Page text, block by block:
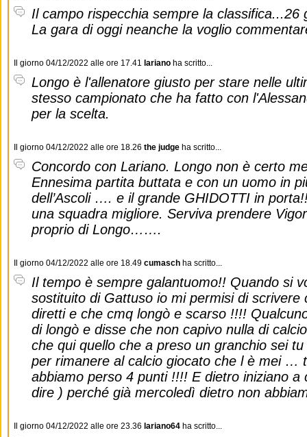
Il campo rispecchia sempre la classifica...26
La gara di oggi neanche la voglio
Il giorno 04/12/2022 alle ore 17.41 lariano ha scritto...
Longo è l'allenatore giusto per stare nelle
stesso campionato che ha fatto con
per la scelta.
Il giorno 04/12/2022 alle ore 18.26 the judge ha scritto...
Concordo con Lariano. Longo non è certo
Ennesima partita buttata e con un uomo in
dell’Ascoli …. e il grande GHIDOTTI in
una squadra migliore. Serviva prendere
proprio di Longo…….
Il giorno 04/12/2022 alle ore 18.49 cumasch ha scritto...
Il tempo è sempre galantuomo!! Quando si
sostituito di Gattuso io mi permisi di scrivere
diretti e che cmq longò e scarso !!!!
di longò e disse che non capivo nulla di
che qui quello che a preso un granchio sei
per rimanere al calcio giocato che l è mei …
abbiamo perso 4 punti !!!! E dietro iniziano
dire ) perché già mercoledì dietro non
Il giorno 04/12/2022 alle ore 23.36 lariano64 ha scritto...